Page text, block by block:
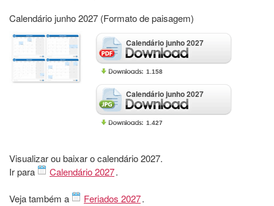
Calendário junho 2027 (Formato de paisagem)
Calendário junho 2027
1.158
Calendário junho 2027
1.427
Visualizar ou baixar o calendário 2027.
Ir para
Calendário 2027.
Veja também a Feriados 2027.